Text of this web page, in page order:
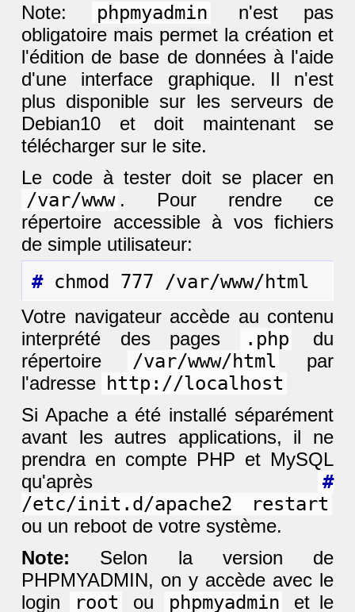
Note:
phpmyadmin
n'est pas
obligatoire mais permet la création et
l'édition de base de données à l'aide
d'une interface graphique. Il n'est
plus disponible sur les serveurs de
Debian10 et doit maintenant se
télécharger sur le site.
Le code à tester doit se placer en
/var/www . Pour rendre ce
répertoire accessible à vos fichiers
de simple utilisateur:
#
Votre navigateur accède au contenu
interprété des pages
.php
du
répertoire
/var/www/html
par
l'adresse
http://localhost
Si Apache a été installé séparément
avant les autres applications, il ne
prendra en compte PHP et MySQL
qu'après
#
/etc/init.d/apache2 restart
ou un reboot de votre système.
Note: Selon la version de
PHPMYADMIN, on y accède avec le
login
root ou phpmyadmin et le